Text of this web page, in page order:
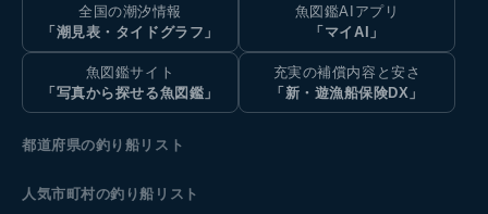
全国の潮汐情報
「潮見表・タイドグラフ」
魚図鑑AIアプリ
「マイAI」
魚図鑑サイト
「写真から探せる魚図鑑」
充実の補償内容と安さ
「新・遊漁船保険DX」
都道府県の釣り船リスト
人気市町村の釣り船リスト